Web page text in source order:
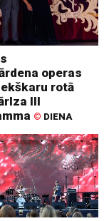
operas
rotā
III
© DIENA